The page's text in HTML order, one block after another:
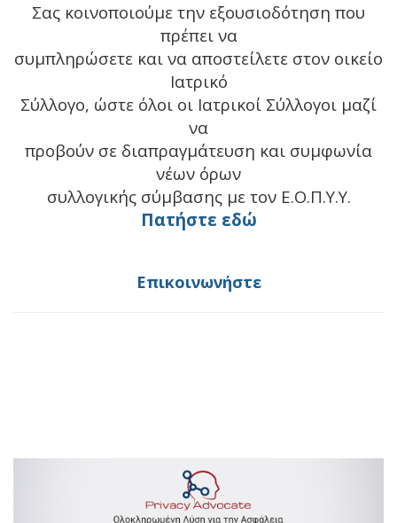
Σας κοινοποιούμε την εξουσιοδότηση που
πρέπει να
συμπληρώσετε και να αποστείλετε στον οικείο
Ιατρικό
Σύλλογο, ώστε όλοι οι Ιατρικοί Σύλλογοι μαζί
να
προβούν σε διαπραγμάτευση και συμφωνία
νέων όρων
συλλογικής σύμβασης με τον Ε.Ο.Π.Υ.Υ.
Πατήστε εδώ
Επικοινωνήστε